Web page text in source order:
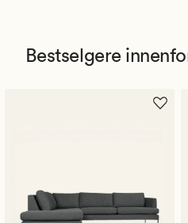
Bestselgere